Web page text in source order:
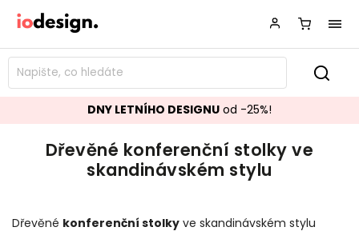
DNY LETNÍHO DESIGNU od -25%!
Dřevěné konferenční stolky ve
skandinávském stylu
Dřevěné konferenční stolky ve skandinávském stylu